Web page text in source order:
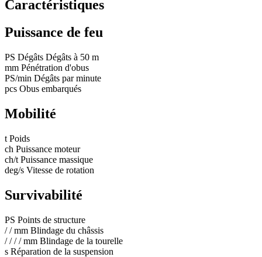
Caractéristiques
Puissance de feu
PS Dégâts Dégâts à 50 m
mm Pénétration d'obus
PS/min Dégâts par minute
pcs Obus embarqués
Mobilité
t Poids
ch Puissance moteur
ch/t Puissance massique
deg/s Vitesse de rotation
Survivabilité
PS Points de structure
//mm Blindage du châssis
////mm Blindage de la tourelle
s Réparation de la suspension